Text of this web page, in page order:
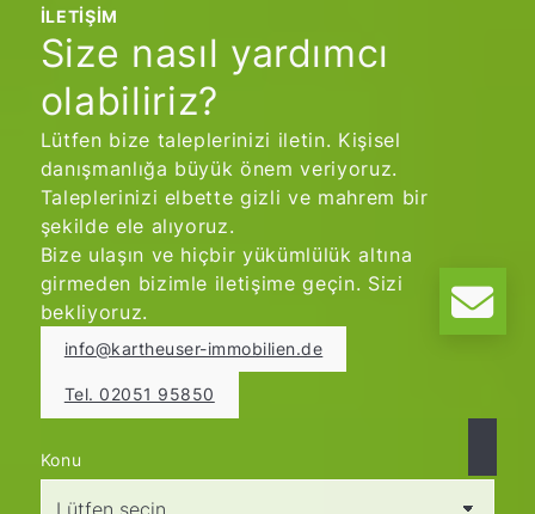
teoriye odaklanılmadı, aynı zamanda aktif
katılım ve önlemlerin güvenli bir şekilde
uygulanmasına da önem verildi.
İLETIŞIM
Size nasıl yardımcı
olabiliriz?
Lütfen bize taleplerinizi iletin. Kişisel
danışmanlığa büyük önem veriyoruz.
Taleplerinizi elbette gizli ve mahrem bir
şekilde ele alıyoruz.
Bize ulaşın ve hiçbir yükümlülük altına
girmeden bizimle iletişime geçin. Sizi
bekliyoruz.
info@kartheuser-immobilien.de
Tel. 02051 95850
Konu